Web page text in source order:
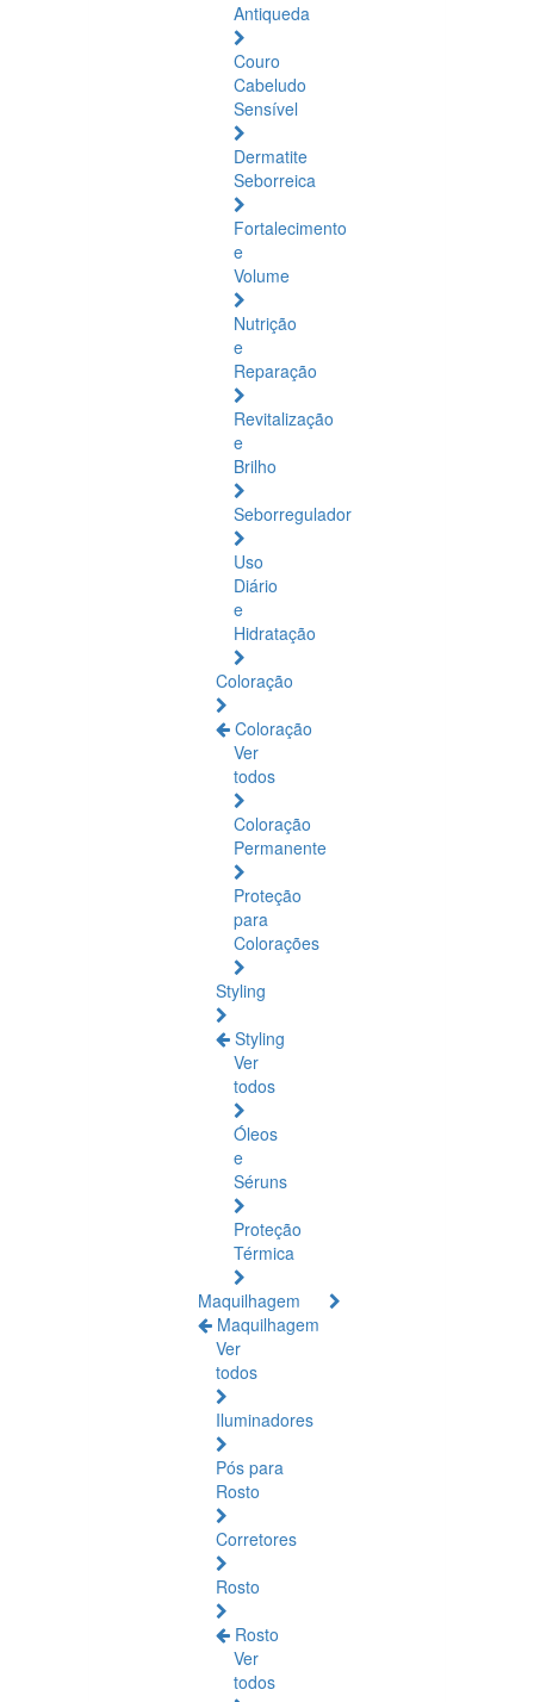
Antiqueda
Couro
Cabeludo
Sensível
Dermatite
Seborreica
Fortalecimento
e
Volume
Nutrição
e
Reparação
Revitalização
e
Brilho
Seborregulador
Uso
Diário
e
Hidratação
Coloração
Coloração
Ver
todos
Coloração
Permanente
Proteção
para
Colorações
Styling
Styling
Ver
todos
Óleos
e
Séruns
Proteção
Térmica
Maquilhagem
Maquilhagem
Ver
todos
Iluminadores
Pós para
Rosto
Corretores
Rosto
Rosto
Ver
todos